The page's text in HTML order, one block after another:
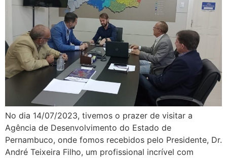
No dia 14/07/2023, tivemos o prazer de visitar a
Agência de Desenvolvimento do Estado de
Pernambuco, onde fomos recebidos pelo Presidente, Dr.
André Teixeira Filho, um profissional incrível com